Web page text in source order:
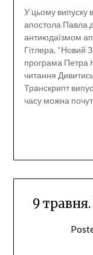
У цьому випуску
апостола Павла
антиюдаїзмом
Гітлера. “Новий
програма Петра
читання
Транскрипт
часу можна
9